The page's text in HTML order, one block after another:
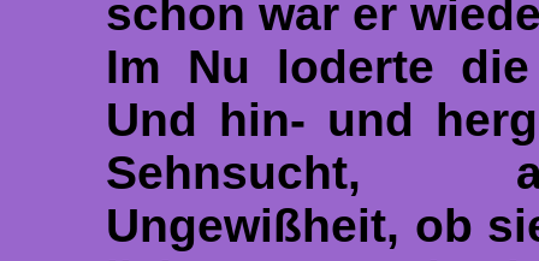
schon war er
Im Nu loderte
Und hin- und
Sehnsucht,
Ungewißheit, ob